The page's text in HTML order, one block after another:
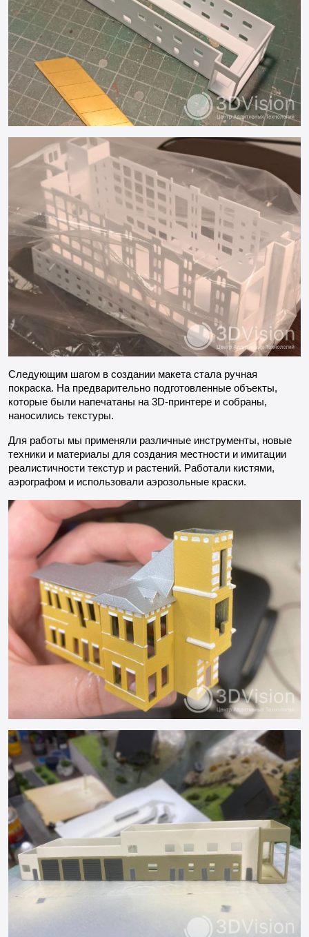
Следующим шагом в создании макета стала ручная
покраска. На предварительно подготовленные объекты,
которые были напечатаны на 3D-принтере и собраны,
наносились текстуры.
Для работы мы применяли различные инструменты, новые
техники и материалы для создания местности и имитации
реалистичности текстур и растений. Работали кистями,
аэрографом и использовали аэрозольные краски.